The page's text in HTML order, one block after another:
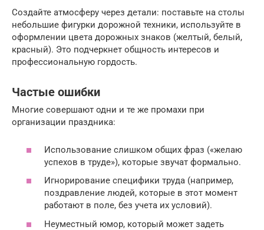
Создайте атмосферу через детали: поставьте на столы
небольшие фигурки дорожной техники, используйте в
оформлении цвета дорожных знаков (желтый, белый,
красный). Это подчеркнет общность интересов и
профессиональную гордость.
Частые ошибки
Многие совершают одни и те же промахи при
организации праздника:
Использование слишком общих фраз («желаю
успехов в труде»), которые звучат формально.
Игнорирование специфики труда (например,
поздравление людей, которые в этот момент
работают в поле, без учета их условий).
Неуместный юмор, который может задеть